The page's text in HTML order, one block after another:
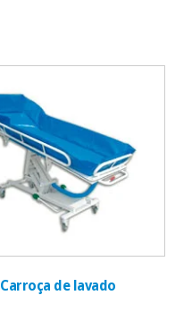
Carroça de lavado